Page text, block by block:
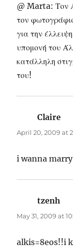
@ Marta: Τον
τον
για την
υπομονή του
κατάλληλη
του!
Claire
April 20, 2009 at
i wanna
tzenh
May 31, 2009 at
alkis=8eos!!i